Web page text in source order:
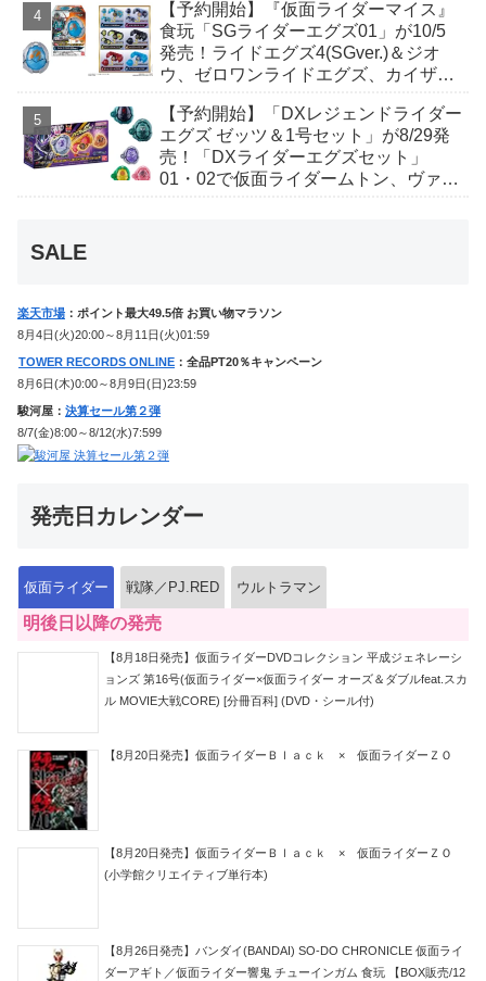
【予約開始】『仮面ライダーマイス』
食玩「SGライダーエグズ01」が10/5
発売！ライドエグズ4(SGver.)＆ジオ
ウ、ゼロワンライドエグズ、カイザ、
【予約開始】「DXレジェンドライダー
エグズ ゼッツ＆1号セット」が8/29発
売！「DXライダーエグズセット」
01・02で仮面ライダームトン、ヴァン
SALE
楽天市場 ：ポイント最大49.5倍 お買い物マラソン
8月4日(火)20:00～8月11日(火)01:59
TOWER RECORDS ONLINE ：全品PT20％キャンペーン
8月6日(木)0:00～8月9日(日)23:59
駿河屋： 決算セール第２弾
8/7(金)8:00～8/12(水)7:599
発売日カレンダー
仮面ライダー 戦隊／PJ.RED ウルトラマン
明後日以降の発売
【8月18日発売】仮面ライダーDVDコレクション 平成ジェネレーシ
ョンズ 第16号(仮面ライダー×仮面ライダー オーズ＆ダブルfeat.スカ
ル MOVIE大戦CORE) [分冊百科] (DVD・シール付)
【8月20日発売】仮面ライダーＢｌａｃｋ × 仮面ライダーＺＯ
【8月20日発売】仮面ライダーＢｌａｃｋ × 仮面ライダーＺＯ
(小学館クリエイティブ単行本)
【8月26日発売】バンダイ(BANDAI) SO-DO CHRONICLE 仮面ライ
ダーアギト／仮面ライダー響鬼 チューインガム 食玩 【BOX販売/12